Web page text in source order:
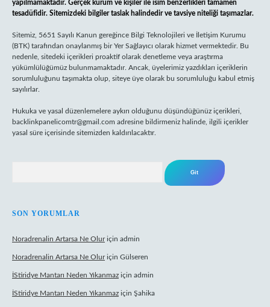
yapılmamaktadır. Gerçek kurum ve kişiler ile isim benzerlikleri tamamen
tesadüfidir. Sitemizdeki bilgiler taslak halindedir ve tavsiye niteliği taşımazlar.
Sitemiz, 5651 Sayılı Kanun gereğince Bilgi Teknolojileri ve İletişim Kurumu
(BTK) tarafından onaylanmış bir Yer Sağlayıcı olarak hizmet vermektedir. Bu
nedenle, sitedeki içerikleri proaktif olarak denetleme veya araştırma
yükümlülüğümüz bulunmamaktadır. Ancak, üyelerimiz yazdıkları içeriklerin
sorumluluğunu taşımakta olup, siteye üye olarak bu sorumluluğu kabul etmiş
sayılırlar.
Hukuka ve yasal düzenlemelere aykırı olduğunu düşündüğünüz içerikleri,
backlinkpanelicomtr@gmail.com adresine bildirmeniz halinde, ilgili içerikler
yasal süre içerisinde sitemizden kaldırılacaktır.
SON YORUMLAR
Noradrenalin Artarsa Ne Oluriçin admin
Noradrenalin Artarsa Ne Oluriçin Gülseren
İStiridye Mantarı Neden Yıkanmaz için admin
İStiridye Mantarı Neden Yıkanmaz için Şahika